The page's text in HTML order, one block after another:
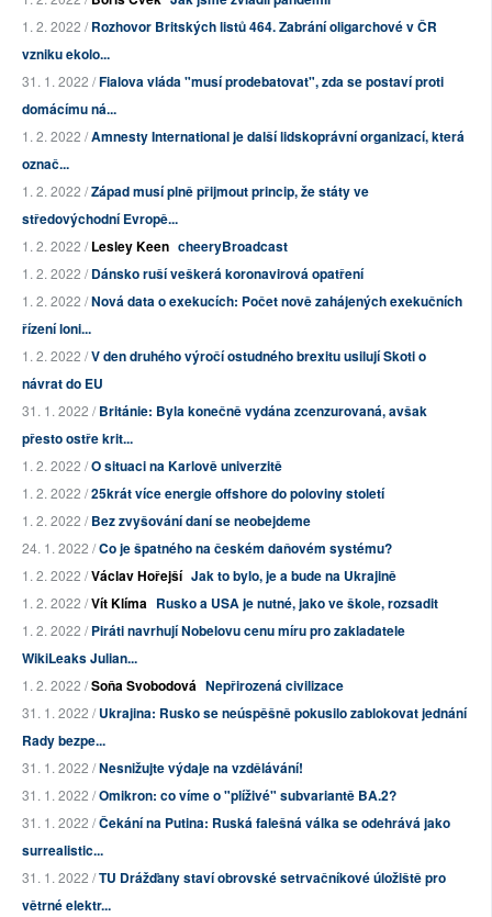
1. 2. 2022 /Rozhovor Britských listů 464. Zabrání oligarchové v ČR
vzniku ekolo...
31. 1. 2022 /Fialova vláda "musí prodebatovat", zda se postaví proti
domácímu ná...
1. 2. 2022 /Amnesty International je další lidskoprávní organizací, která
označ...
1. 2. 2022 /Západ musí plně přijmout princip, že státy ve
středovýchodní Evropě...
1. 2. 2022 /Lesley Keen cheeryBroadcast
1. 2. 2022 /Dánsko ruší veškerá koronavirová opatření
1. 2. 2022 /Nová data o exekucích: Počet nově zahájených exekučních
řízení loni...
1. 2. 2022 /V den druhého výročí ostudného brexitu usilují Skoti o
návrat do EU
31. 1. 2022 /Británie: Byla konečně vydána zcenzurovaná, avšak
přesto ostře krit...
1. 2. 2022 /O situaci na Karlově univerzitě
1. 2. 2022 /25krát více energie offshore do poloviny století
1. 2. 2022 /Bez zvyšování daní se neobejdeme
24. 1. 2022 /Co je špatného na českém daňovém systému?
1. 2. 2022 /Václav Hořejší Jak to bylo, je a bude na Ukrajině
1. 2. 2022 /Vít Klíma Rusko a USA je nutné, jako ve škole, rozsadit
1. 2. 2022 /Piráti navrhují Nobelovu cenu míru pro zakladatele
WikiLeaks Julian...
1. 2. 2022 /Soňa Svobodová Nepřirozená civilizace
31. 1. 2022 /Ukrajina: Rusko se neúspěšně pokusilo zablokovat jednání
Rady bezpe...
31. 1. 2022 /Nesnižujte výdaje na vzdělávání!
31. 1. 2022 /Omikron: co víme o "plíživé" subvariantě BA.2?
31. 1. 2022 /Čekání na Putina: Ruská falešná válka se odehrává jako
surrealistic...
31. 1. 2022 /TU Drážďany staví obrovské setrvačníkové úložiště pro
větrné elektr...